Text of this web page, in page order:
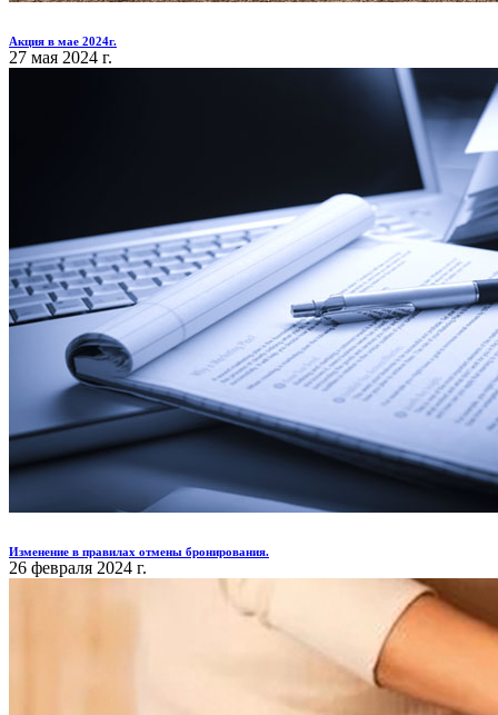
Акция в мае 2024г.
27 мая 2024 г.
Изменение в правилах отмены бронирования.
26 февраля 2024 г.